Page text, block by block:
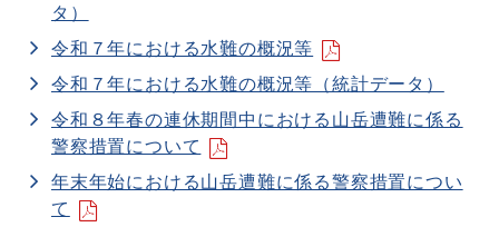
タ）
令和７年における水難の概況等
令和７年における水難の概況等（統計データ）
令和８年春の連休期間中における山岳遭難に係る
警察措置について
年末年始における山岳遭難に係る警察措置につい
て